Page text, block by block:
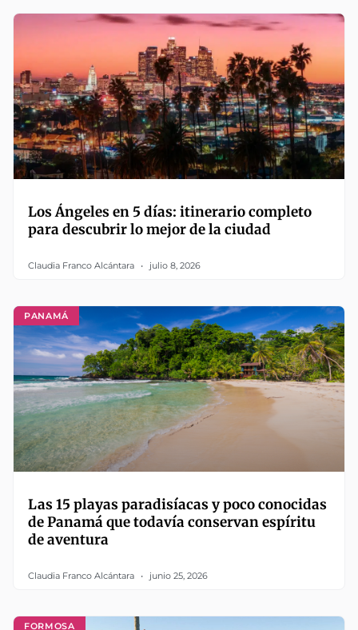
Los Ángeles en 5 días: itinerario completo
para descubrir lo mejor de la ciudad
Claudia Franco Alcántara julio 8, 2026
PANAMÁ
Las 15 playas paradisíacas y poco conocidas
de Panamá que todavía conservan espíritu
de aventura
Claudia Franco Alcántara junio 25, 2026
FORMOSA